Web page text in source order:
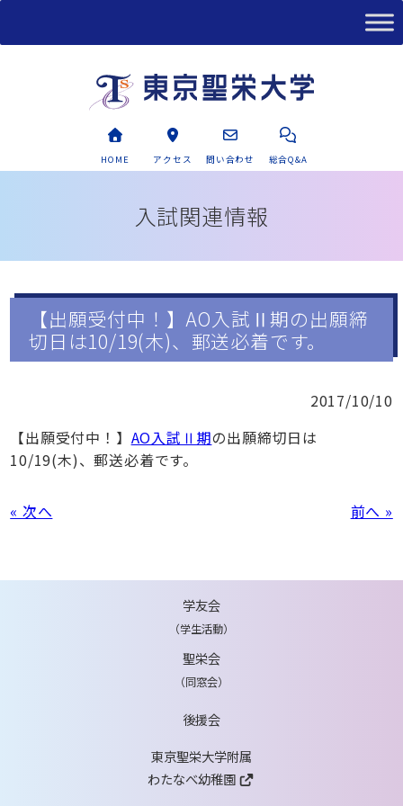
HOME アクセス 問い合わせ 総合Q&A
入試関連情報
【出願受付中！】AO入試Ⅱ期の出願締
切日は10/19(木)、郵送必着です。
2017/10/10
【出願受付中！】 AO入試Ⅱ期の出願締切日は
10/19(木)、郵送必着です。
« 次へ 前へ »
学友会
（学生活動）
聖栄会
（同窓会）
後援会
東京聖栄大学附属
わたなべ幼稚園